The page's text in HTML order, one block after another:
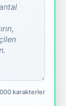
karakterler